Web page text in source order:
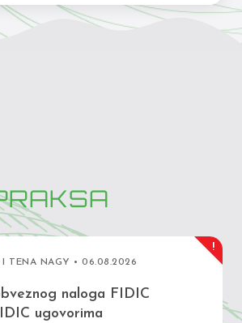
!
I TENA NAGY • 06.08.2026
naloga FIDIC
ugovorima